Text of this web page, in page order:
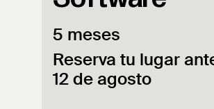
5 meses
Reserva tu lugar
12 de agosto